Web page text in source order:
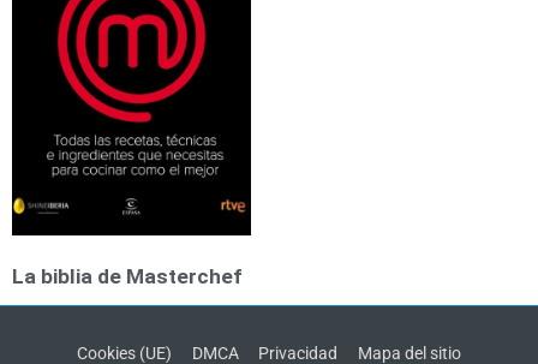
La biblia de Masterchef
Cookies (UE) DMCA Privacidad Mapa del sitio